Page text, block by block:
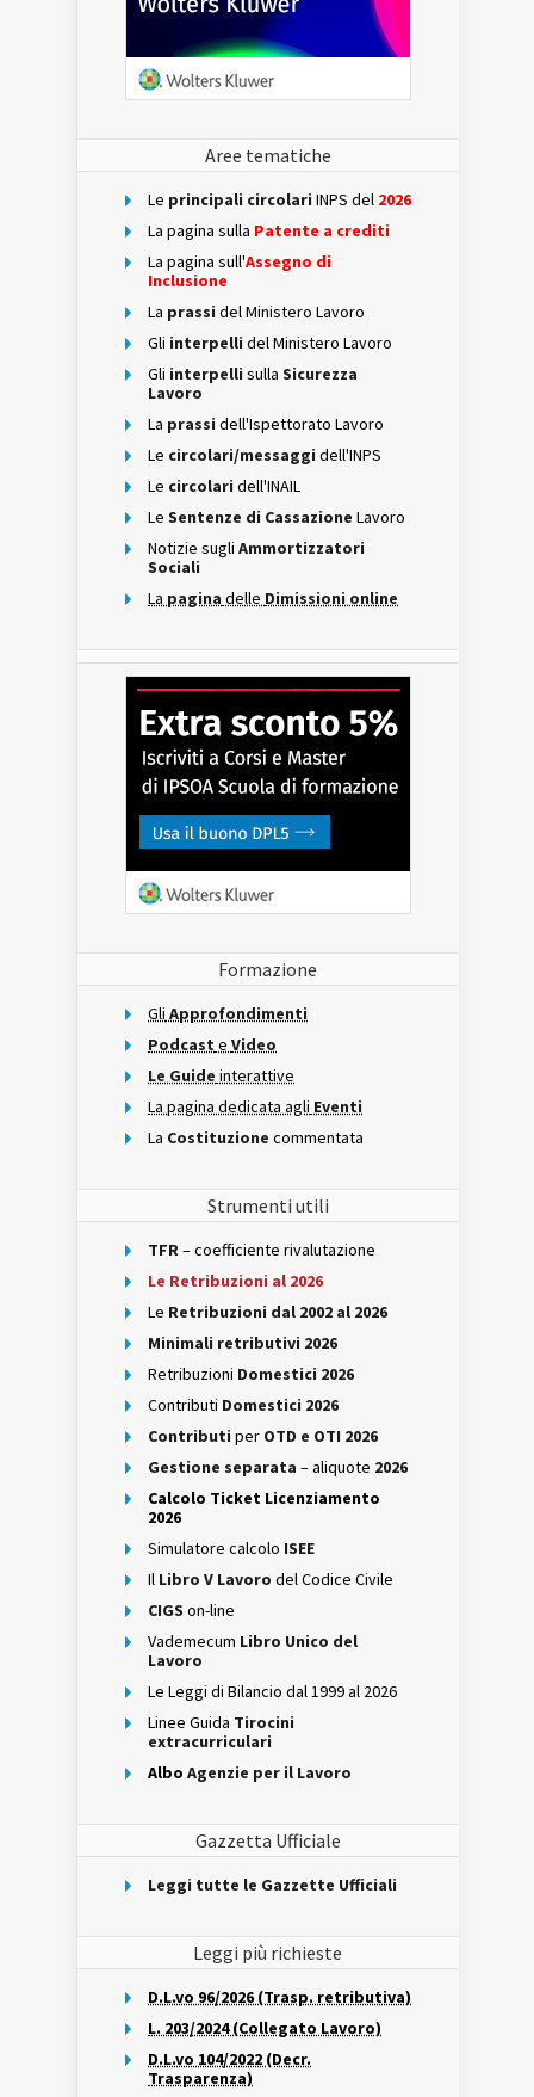
Aree tematiche
Le principali circolari INPS del 2026
La pagina sulla Patente a crediti
La pagina sull'Assegno di
Inclusione
La prassi del Ministero Lavoro
Gli interpelli del Ministero Lavoro
Gli interpelli sulla Sicurezza
Lavoro
La prassi dell'Ispettorato Lavoro
Le circolari/messaggi dell'INPS
Le circolari dell'INAIL
Le Sentenze di Cassazione Lavoro
Notizie sugli Ammortizzatori
Sociali
La pagina delle Dimissioni online
Formazione
Gli Approfondimenti
Podcast e Video
Le Guide interattive
La pagina dedicata agli Eventi
La Costituzione commentata
Strumenti utili
TFR– coefficiente rivalutazione
Le Retribuzioni al 2026
Le Retribuzioni dal 2002 al 2026
Minimali retributivi 2026
Retribuzioni Domestici 2026
Contributi Domestici 2026
Contributi per OTD e OTI 2026
Gestione separata – aliquote 2026
Calcolo Ticket Licenziamento
2026
Simulatore calcolo ISEE
Il Libro V Lavoro del Codice Civile
CIGS on-line
Vademecum Libro Unico del
Lavoro
Le Leggi di Bilancio dal 1999 al 2026
Linee Guida Tirocini
extracurriculari
Albo Agenzie per il Lavoro
Gazzetta Ufficiale
Leggi tutte le Gazzette Ufficiali
Leggi più richieste
D.L.vo 96/2026 (Trasp. retributiva)
L. 203/2024 (Collegato Lavoro)
D.L.vo 104/2022 (Decr.
Trasparenza)